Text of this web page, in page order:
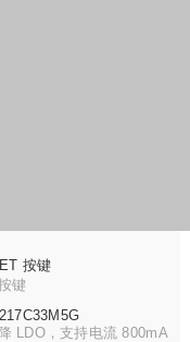
按键
键
LDO，支持电流 800mA